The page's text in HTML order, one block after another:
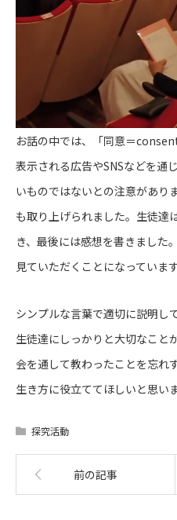
お話の中では、「同意＝
表示される広告やSNSなどを通
いものではないとの注意があり
も取り上げられました。生徒達
き、最後には感想を書きました
見ていただくことになっています
シンプルな言葉で適切に説明し
生徒達にしっかりと大切なこと
会を通して教わったことを忘れ
生き方に役立ててほしいと思いま
探究活動
前の記事